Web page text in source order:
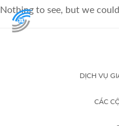
Nothing to see, but we
DỊCH VỤ
CÁC